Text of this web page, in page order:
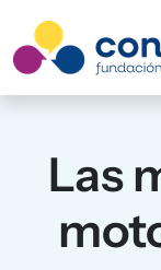
Las